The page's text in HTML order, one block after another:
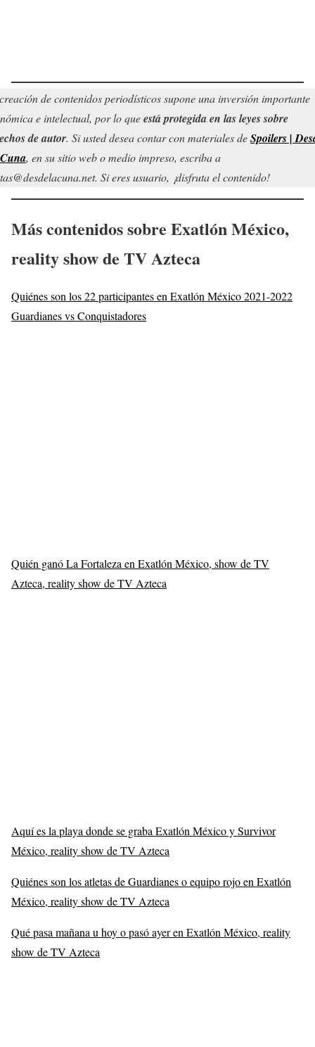
de contenidos periodísticos supone una inversión importante
e intelectual, por lo queestá protegida en las leyes sobre
de autor. Si usted desea contar con materiales deSpoilers |
, en su sitio web o medio impreso, escriba a
Si eres usuario, ¡disfruta el contenido!
Más contenidos sobre Exatlón México,
reality show de TV Azteca
Quiénes son los 22 participantes en Exatlón México 2021-2022
Guardianes vs Conquistadores
Quién ganó La Fortaleza en Exatlón México, show de TV
Azteca, reality show de TV Azteca
Aquí es la playa donde se graba Exatlón México y Survivor
México, reality show de TV Azteca
Quiénes son los atletas de Guardianes o equipo rojo en Exatlón
México, reality show de TV Azteca
Qué pasa mañana u hoy o pasó ayer en Exatlón México, reality
show de TV Azteca